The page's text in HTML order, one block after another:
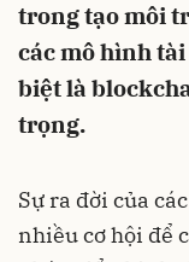
trong tạo môi
các mô hình
biệt là
trọng.
Sự ra đời của
nhiều cơ hội để